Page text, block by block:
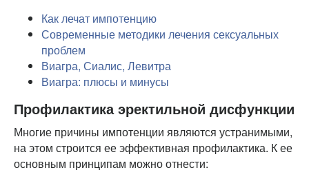
Как лечат импотенцию
Современные методики лечения сексуальных
проблем
Виагра, Сиалис, Левитра
Виагра: плюсы и минусы
Профилактика эректильной дисфункции
Многие причины импотенции являются устранимыми,
на этом строится ее эффективная профилактика. К ее
основным принципам можно отнести: